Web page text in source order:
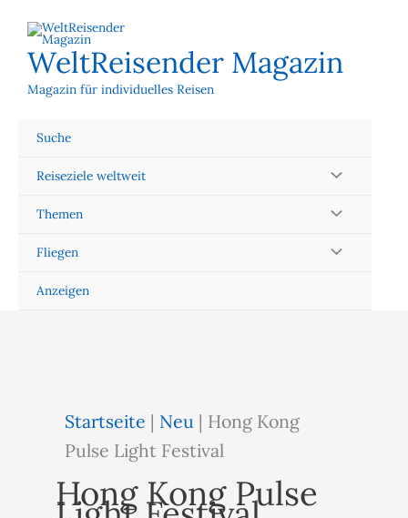
Inhalt
springenWeltReisender Magazin
Magazin für individuelles Reisen
Suche
Reiseziele weltweit
Themen
Fliegen
Anzeigen
Startseite | Neu | Hong Kong
Pulse Light Festival
Hong Kong Pulse